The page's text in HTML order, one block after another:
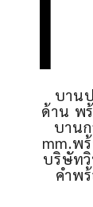
บาน
ด้าน พ
บาน
mm.พ
บริษัทวิ
คำพ